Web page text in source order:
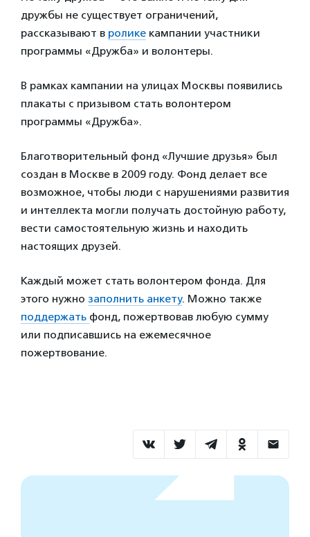
дружбы не существует ограничений,
рассказывают в ролике кампании участники
программы «Дружба» и волонтеры.
В рамках кампании на улицах Москвы появились
плакаты с призывом стать волонтером
программы «Дружба».
Благотворительный фонд «Лучшие друзья» был
создан в Москве в 2009 году. Фонд делает все
возможное, чтобы люди с нарушениями развития
и интеллекта могли получать достойную работу,
вести самостоятельную жизнь и находить
настоящих друзей.
Каждый может стать волонтером фонда. Для
этого нужно заполнить анкету. Можно также
поддержать фонд, пожертвовав любую сумму
или подписавшись на ежемесячное
пожертвование.